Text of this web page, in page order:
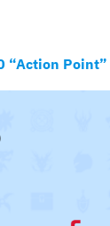
“Action Point”